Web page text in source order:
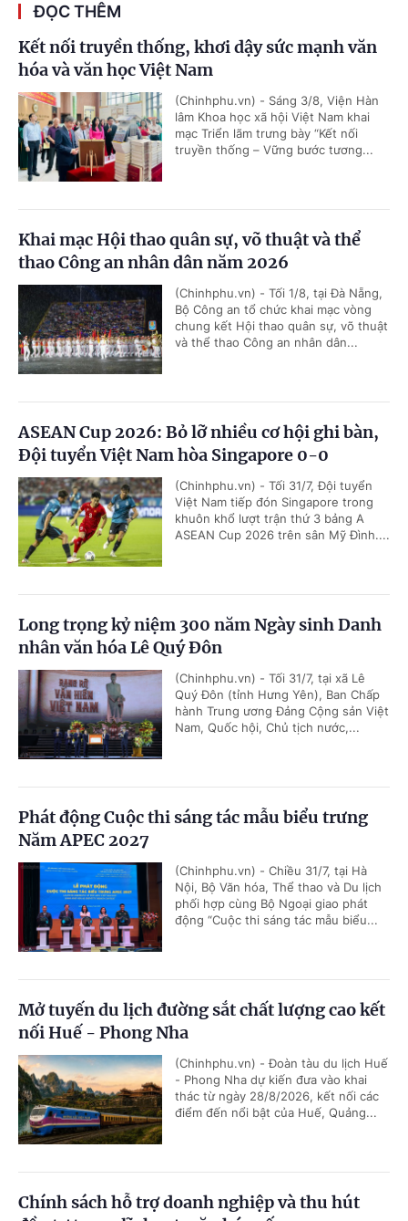
ĐỌC THÊM
Kết nối truyền thống, khơi dậy sức mạnh văn
hóa và văn học Việt Nam
(Chinhphu.vn) - Sáng 3/8, Viện Hàn
lâm Khoa học xã hội Việt Nam khai
mạc Triển lãm trưng bày “Kết nối
truyền thống – Vững bước tương...
Khai mạc Hội thao quân sự, võ thuật và thể
thao Công an nhân dân năm 2026
(Chinhphu.vn) - Tối 1/8, tại Đà Nẵng,
Bộ Công an tổ chức khai mạc vòng
chung kết Hội thao quân sự, võ thuật
và thể thao Công an nhân dân...
ASEAN Cup 2026: Bỏ lỡ nhiều cơ hội ghi bàn,
Đội tuyển Việt Nam hòa Singapore 0-0
(Chinhphu.vn) - Tối 31/7, Đội tuyển
Việt Nam tiếp đón Singapore trong
khuôn khổ lượt trận thứ 3 bảng A
ASEAN Cup 2026 trên sân Mỹ Đình....
Long trọng kỷ niệm 300 năm Ngày sinh Danh
nhân văn hóa Lê Quý Đôn
(Chinhphu.vn) - Tối 31/7, tại xã Lê
Quý Đôn (tỉnh Hưng Yên), Ban Chấp
hành Trung ương Đảng Cộng sản Việt
Nam, Quốc hội, Chủ tịch nước,...
Phát động Cuộc thi sáng tác mẫu biểu trưng
Năm APEC 2027
(Chinhphu.vn) - Chiều 31/7, tại Hà
Nội, Bộ Văn hóa, Thể thao và Du lịch
phối hợp cùng Bộ Ngoại giao phát
động “Cuộc thi sáng tác mẫu biểu...
Mở tuyến du lịch đường sắt chất lượng cao kết
nối Huế - Phong Nha
(Chinhphu.vn) - Đoàn tàu du lịch Huế
- Phong Nha dự kiến đưa vào khai
thác từ ngày 28/8/2026, kết nối các
điểm đến nổi bật của Huế, Quảng...
Chính sách hỗ trợ doanh nghiệp và thu hút